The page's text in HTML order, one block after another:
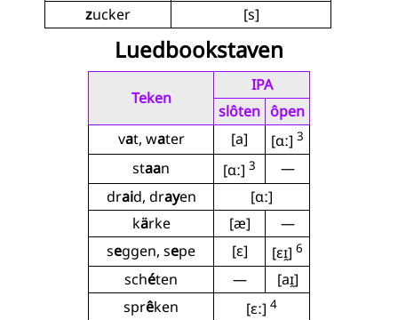
zucker [s]
Luedbookstaven
Teken
IPA
slôten ôpen
vat, water [a] [ɑː] 3
staan [ɑː] 3
—
draid, drayen
[ɑː]
kärke [æ]
—
seggen, sepe [ɛ] [ɛɪ̯] 6
schéten —
[aɪ̯]
sprêken [ɛː] 4